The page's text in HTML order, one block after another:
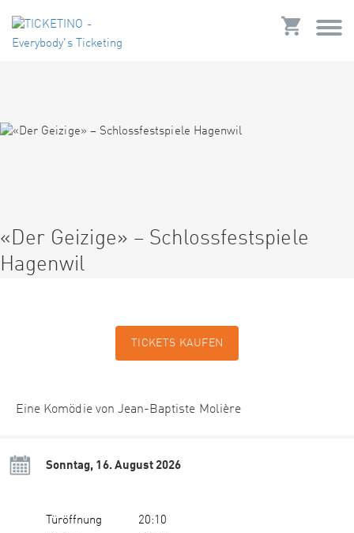
«Der Geizige» – Schlossfestspiele
Hagenwil
TICKETS KAUFEN
Eine Komödie von Jean-Baptiste Molière
Sonntag, 16. August 2026
Türöffnung
20:10